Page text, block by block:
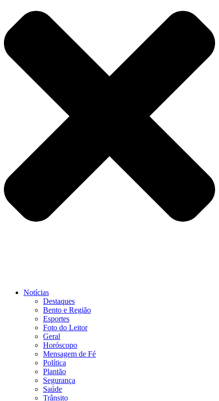
Notícias
Destaques
Bento e Região
Esportes
Foto do Leitor
Geral
Horóscopo
Mensagem de Fé
Política
Plantão
Segurança
Saúde
Trânsito